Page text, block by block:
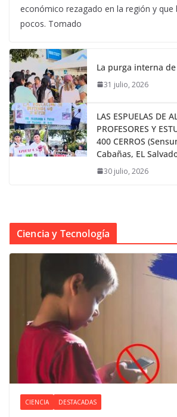
económico rezagado en la región y que
pocos. Tomado
La purga interna
31 julio, 2026
LAS ESPUELAS DE
PROFESORES Y
400 CERROS
Cabañas, EL
30 julio, 2026
Ciencia y Tecnología
CIENCIA DESTACADAS